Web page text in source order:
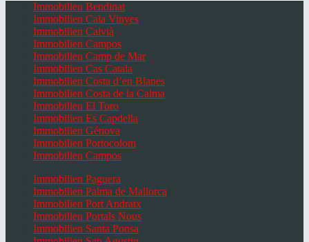
Immobilien Bendinat
Immobilien Cala Vinyes
Immobilien Calvià
Immobilien Campos
Immobilien Camp de Mar
Immobilien Cas Catala
Immobilien Costa d’en Blanes
Immobilien Costa de la Calma
Immobilien El Toro
Immobilien Es Capdella
Immobilien Génova
Immobilien Portocolom
Immobilien Campos
Immobilien Paguera
Immobilien Palma de Mallorca
Immobilien Port Andratx
Immobilien Portals Nous
Immobilien Santa Ponsa